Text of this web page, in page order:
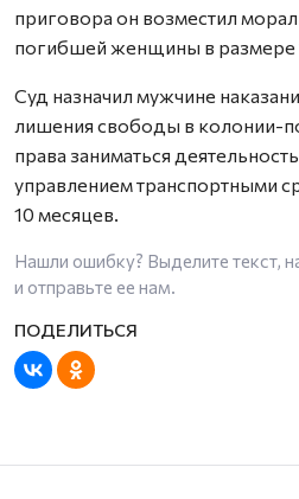
приговора он возместил
погибшей женщины в размере
Суд назначил мужчине
лишения свободы в колонии-
права заниматься
управлением транспортными
10 месяцев.
Нашли ошибку? Выделите текст,
и отправьте ее нам.